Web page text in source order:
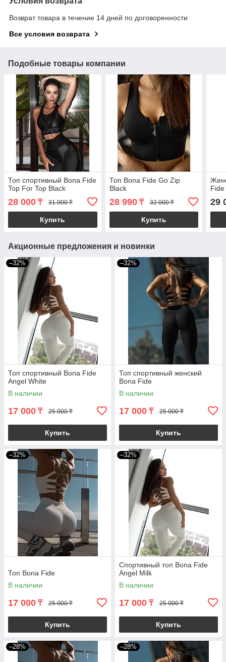
Возврат товара в течение 14 дней по договоренности
Все условия возврата
Подобные товары компании
Топ спортивный Bona Fide
Top For Top Black
28 000 ₸ 31 000 ₸
Купить
Топ Bona Fide Go Zip
Black
28 990₸ 32 000 ₸
Купить
29
Акционные предложения и новинки
–32%
Топ спортивный Bona Fide
Angel White
В наличии
17 000 ₸ 25 000 ₸
Купить
–32%
Топ спортивный женский
Bona Fide
В наличии
17 000 ₸ 25 000 ₸
Купить
–32%
Топ Bona Fide
В наличии
17 000 ₸ 25 000 ₸
Купить
–32%
Спортивный топ Bona Fide
Angel Milk
В наличии
17 000 ₸ 25 000 ₸
Купить
–28% –28%